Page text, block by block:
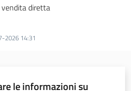
diretta
2026 14:31
le informazioni su